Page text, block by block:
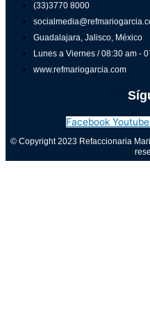
(33)3770 8000
Guadalajara, Jalisco, México
Lunes a Viernes / 08:30 am -
www.refmariogarcia.com
Facebook Youtube
© Copyright 2023 Refaccionaria